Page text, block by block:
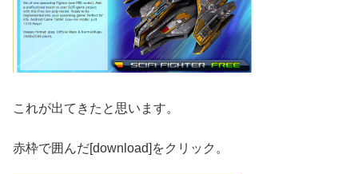
これが出てきたと思います。
赤枠で囲んだ[download]をクリック。